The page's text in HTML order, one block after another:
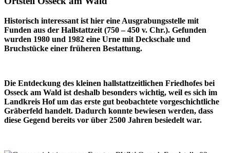
Historisch interessant ist hier eine Ausgrabungsstelle mit
Funden aus der Hallstattzeit (750 – 450 v. Chr.). Gefunden
wurden 1980 und 1982 eine Urne mit Deckschale und
Bruchstücke einer früheren Bestattung.
Die Entdeckung des kleinen hallstattzeitlichen Friedhofes bei
Osseck am Wald ist deshalb besonders wichtig, weil es sich im
Landkreis Hof um das erste gut beobachtete vorgeschichtliche
Gräberfeld handelt. Dadurch konnte bewiesen werden, dass
diese Gegend bereits vor über 2500 Jahren besiedelt war.